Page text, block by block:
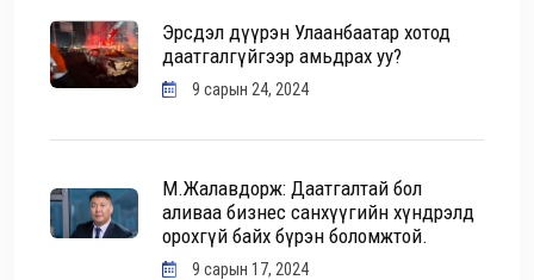
Эрсдэл дүүрэн Улаанбаатар хотод
даатгалгүйгээр амьдрах уу?
9 сарын 24, 2024
М.Жалавдорж: Даатгалтай бол
аливаа бизнес санхүүгийн хүндрэлд
орохгүй байх бүрэн боломжтой.
9 сарын 17, 2024